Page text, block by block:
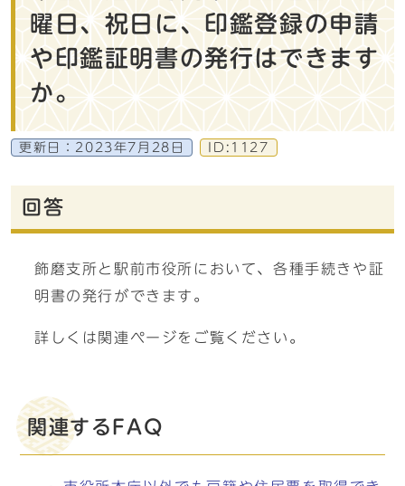
曜日、祝日に、印鑑登録の申請
や印鑑証明書の発行はできます
か。
更新日： 2023年7月28日 ID:1127
回答
飾磨支所と駅前市役所において、各種手続きや証
明書の発行ができます。
詳しくは関連ページをご覧ください。
関連するFAQ